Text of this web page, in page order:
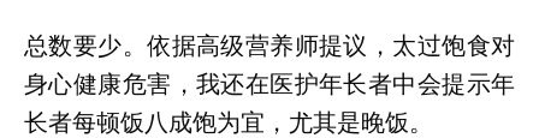
总数要少。依据高级营养师提议，太过饱食对
身心健康危害，我还在医护年长者中会提示年
长者每顿饭八成饱为宜，尤其是晚饭。